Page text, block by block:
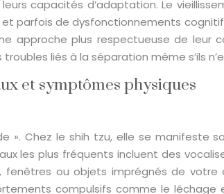
capacités d’adaptation. Le
parfois de dysfonctionnements
plus respectueuse de leur
liés à la séparation même s’ils
et symptômes physiques
Chez le shih tzu, elle se manifeste
les plus fréquents incluent des
ou objets imprégnés de votre
compulsifs comme le